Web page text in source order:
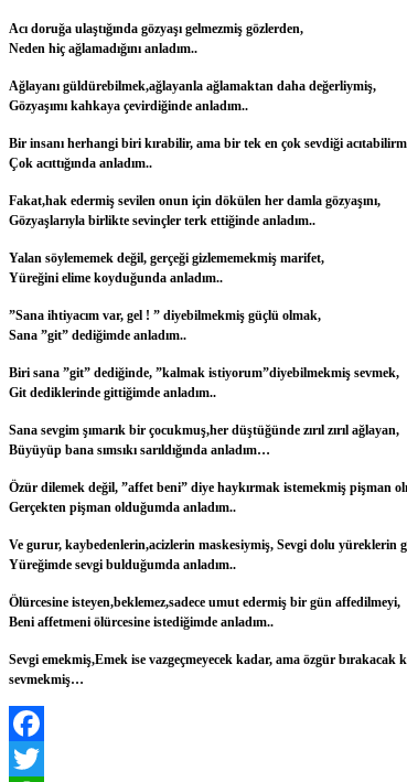
Acı doruğa ulaştığında gözyaşı gelmezmiş gözlerden,
Neden hiç ağlamadığını anladım..
Ağlayanı güldürebilmek,ağlayanla ağlamaktan daha değerliymiş,
Gözyaşımı kahkaya çevirdiğinde anladım..
Bir insanı herhangi biri kırabilir, ama bir tek en çok sevdiği
Çok acıttığında anladım..
Fakat,hak edermiş sevilen onun için dökülen her damla gözyaşını,
Gözyaşlarıyla birlikte sevinçler terk ettiğinde anladım..
Yalan söylememek değil, gerçeği gizlememekmiş marifet,
Yüreğini elime koyduğunda anladım..
”Sana ihtiyacım var, gel ! ” diyebilmekmiş güçlü olmak,
Sana ”git” dediğimde anladım..
Biri sana ”git” dediğinde, ”kalmak istiyorum”diyebilmekmiş sevmek,
Git dediklerinde gittiğimde anladım..
Sana sevgim şımarık bir çocukmuş,her düştüğünde zırıl zırıl ağlayan,
Büyüyüp bana sımsıkı sarıldığında anladım…
Özür dilemek değil, ”affet beni” diye haykırmak istemekmiş pişman
Gerçekten pişman olduğumda anladım..
Ve gurur, kaybedenlerin,acizlerin maskesiymiş, Sevgi dolu yüreklerin
Yüreğimde sevgi bulduğumda anladım..
Ölürcesine isteyen,beklemez,sadece umut edermiş bir gün affedilmeyi,
Beni affetmeni ölürcesine istediğimde anladım..
Sevgi emekmiş,Emek ise vazgeçmeyecek kadar, ama özgür bırakacak
sevmekmiş…
Facebook